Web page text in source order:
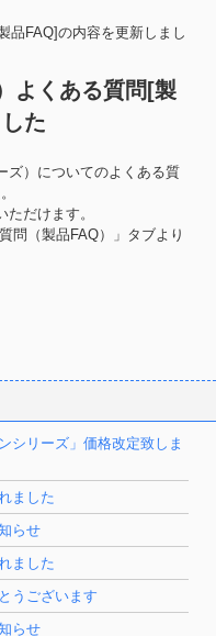
品FAQ]の内容を更新しまし
よくある質問[製
た
ズ）についてのよくある質
だけます。
問（製品FAQ）」タブより
シリーズ」価格改定致しま
ました
らせ
ました
うございます
らせ